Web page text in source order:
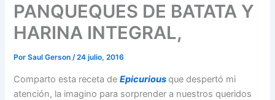
PANQUEQUES DE BATATA Y
HARINA INTEGRAL,
PorSaul Gerson/24 julio, 2016
Comparto esta receta deEpicuriousque despertó mi
atención, la imagino para sorprender a nuestros queridos